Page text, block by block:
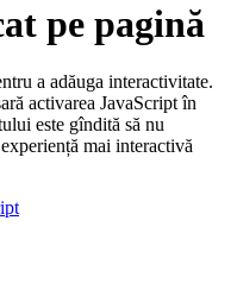
pe pagină
a adăuga interactivitate.
activarea JavaScript în
este gîndită să nu
mai interactivă